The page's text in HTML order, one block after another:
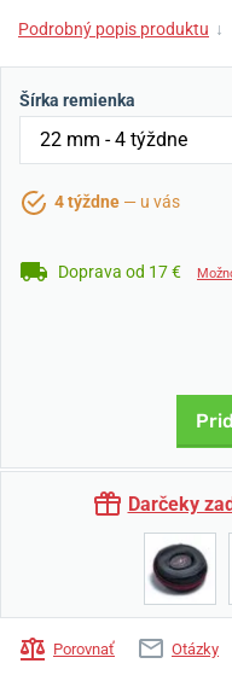
Podrobný popis produktu ↓
Šírka remienka
4 týždne — u vás
Doprava od 17 €
Darčeky
Porovnať Otázky